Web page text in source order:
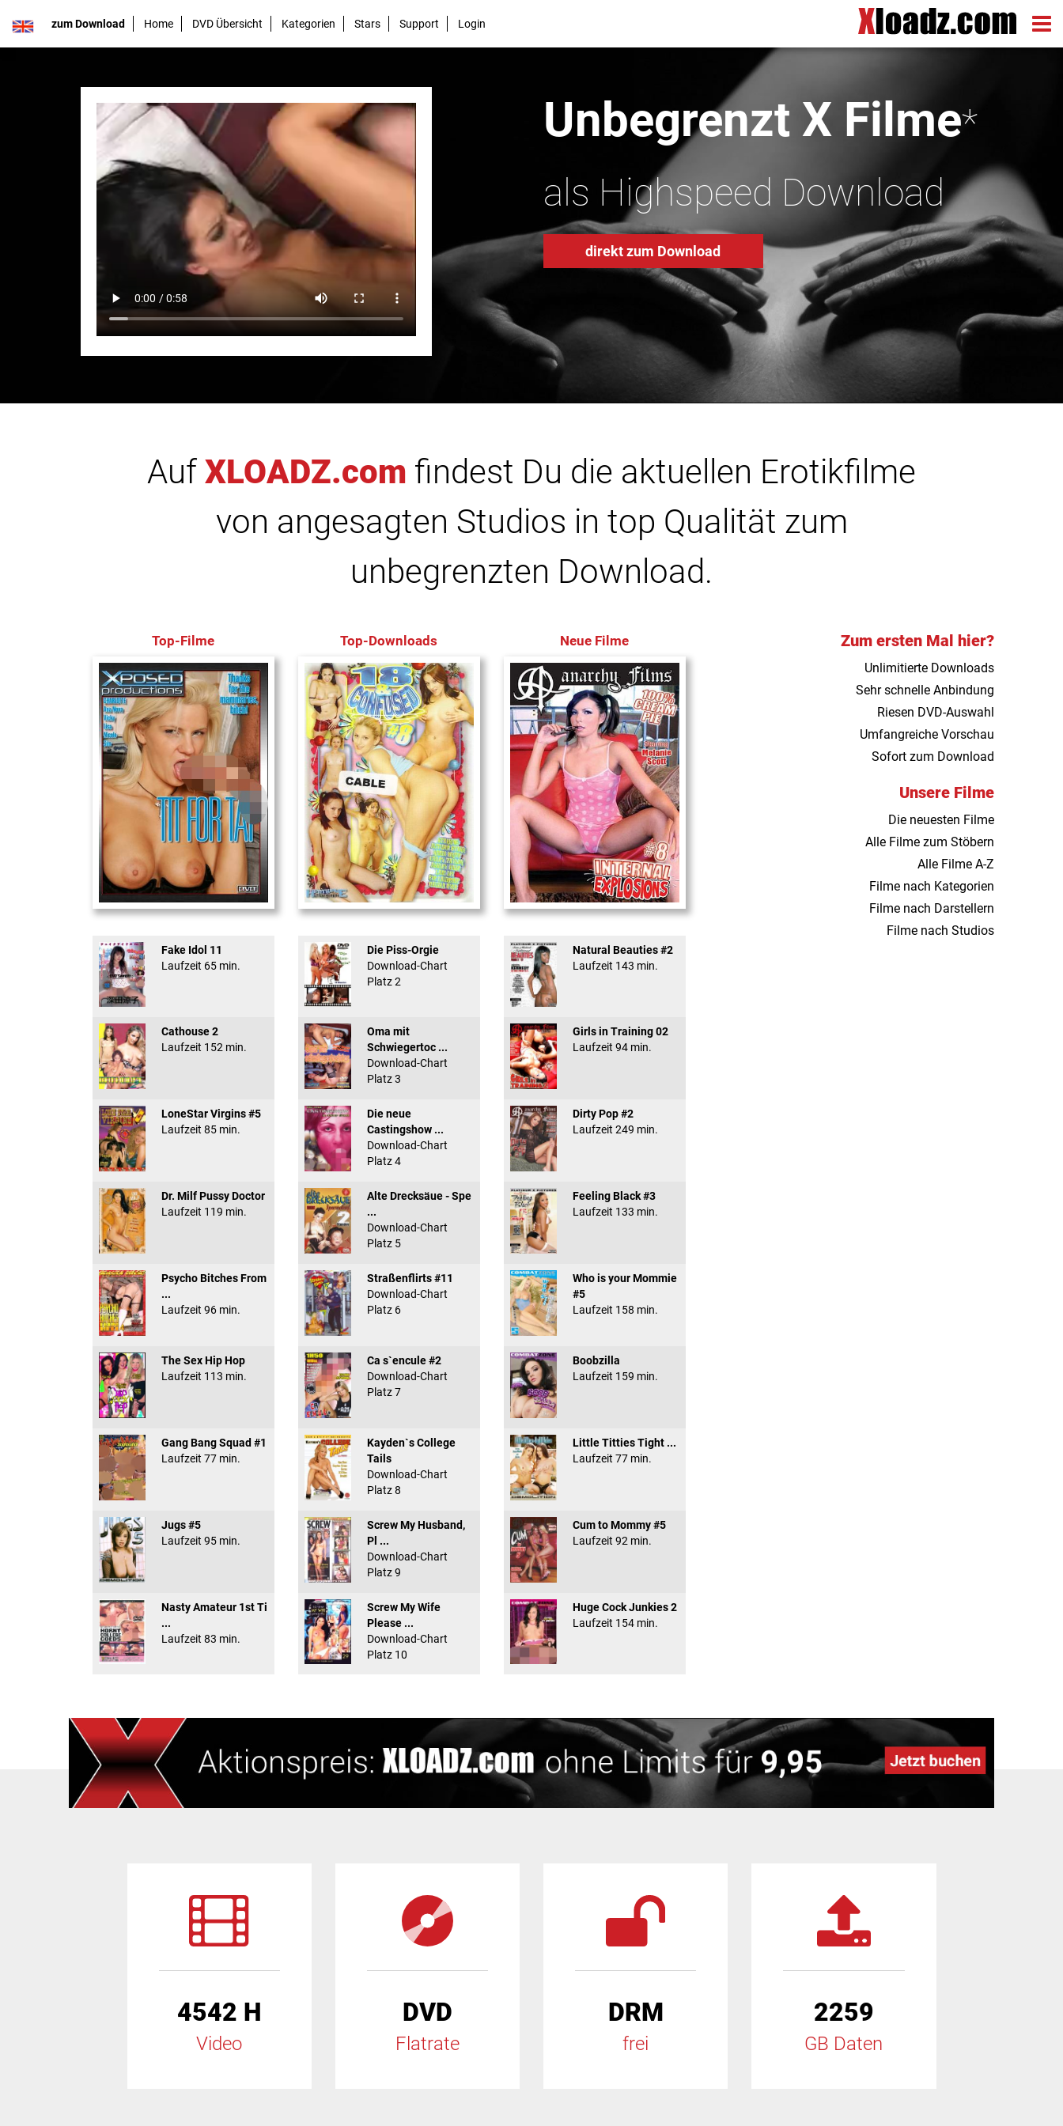
zum Download Home DVD Übersicht Kategorien Stars Support Login
Unbegrenzt X Filme*
als Highspeed Download
direkt zum Download
Auf XLOADZ.com findest Du die aktuellen Erotikfilme
von angesagten Studios in top Qualität zum
unbegrenzten Download.
Top-Filme
Tit For That
Fake Idol 11
Laufzeit 65 min.
Cathouse 2
Laufzeit 152 min.
LoneStar Virgins #5
Laufzeit 85 min.
Dr. Milf Pussy Doctor
Laufzeit 119 min.
Psycho Bitches From
...
Laufzeit 96 min.
The Sex Hip Hop
Laufzeit 113 min.
Gang Bang Squad #1
Laufzeit 77 min.
Jugs #5
Laufzeit 95 min.
Nasty Amateur 1st Ti
...
Laufzeit 83 min.
Top-Downloads
18 And Confused #8 - ...
Die Piss-Orgie
Download-Chart
Platz 2
Oma mit
Schwiegertoc ...
Download-Chart
Platz 3
Die neue
Castingshow ...
Download-Chart
Platz 4
Alte Drecksäue - Spe
...
Download-Chart
Platz 5
Straßenflirts #11
Download-Chart
Platz 6
Ca s`encule #2
Download-Chart
Platz 7
Kayden`s College
Tails
Download-Chart
Platz 8
Screw My Husband,
Pl ...
Download-Chart
Platz 9
Screw My Wife
Please ...
Download-Chart
Platz 10
Neue Filme
Internal Explosionen
Natural Beauties #2
Laufzeit 143 min.
Girls in Training 02
Laufzeit 94 min.
Dirty Pop #2
Laufzeit 249 min.
Feeling Black #3
Laufzeit 133 min.
Who is your Mommie
#5
Laufzeit 158 min.
Boobzilla
Laufzeit 159 min.
Little Titties Tight ...
Laufzeit 77 min.
Cum to Mommy #5
Laufzeit 92 min.
Huge Cock Junkies 2
Laufzeit 154 min.
Zum ersten Mal hier?
Unlimitierte Downloads
Sehr schnelle Anbindung
Riesen DVD-Auswahl
Umfangreiche Vorschau
Sofort zum Download
Unsere Filme
Die neuesten Filme
Alle Filme zum Stöbern
Alle Filme A-Z
Filme nach Kategorien
Filme nach Darstellern
Filme nach Studios
4542 H
Video
DVD
Flatrate
DRM
frei
2259
GB Daten